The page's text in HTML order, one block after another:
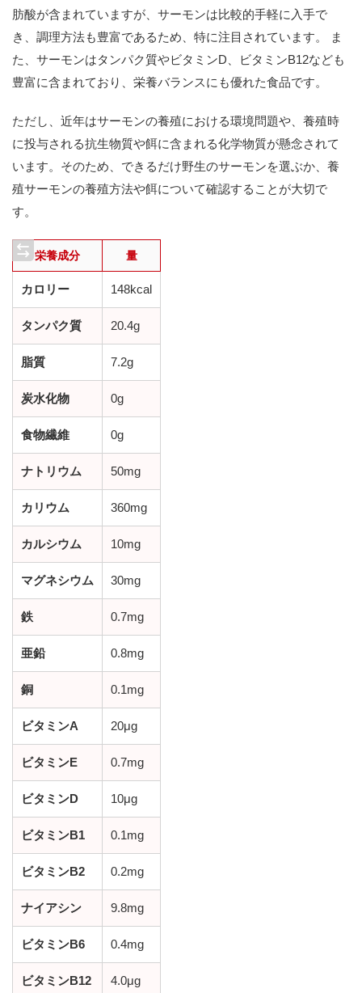
肪酸が含まれていますが、サーモンは比較的手軽に入手で
き、調理方法も豊富であるため、特に注目されています。 ま
た、サーモンはタンパク質やビタミンD、ビタミンB12なども
豊富に含まれており、栄養バランスにも優れた食品です。
ただし、近年はサーモンの養殖における環境問題や、養殖時
に投与される抗生物質や餌に含まれる化学物質が懸念されて
います。そのため、できるだけ野生のサーモンを選ぶか、養
殖サーモンの養殖方法や餌について確認することが大切で
す。
栄養成分 量
カロリー 148kcal
タンパク質 20.4g
脂質 7.2g
炭水化物 0g
食物繊維 0g
ナトリウム 50mg
カリウム 360mg
カルシウム 10mg
マグネシウム 30mg
鉄 0.7mg
亜鉛 0.8mg
銅 0.1mg
ビタミンA 20μg
ビタミンE 0.7mg
ビタミンD 10μg
ビタミンB1 0.1mg
ビタミンB2 0.2mg
ナイアシン 9.8mg
ビタミンB6 0.4mg
ビタミンB12 4.0μg